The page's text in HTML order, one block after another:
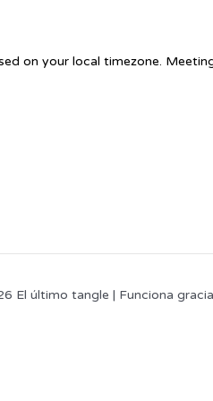
on your local timezone.
El último tangle | Funciona